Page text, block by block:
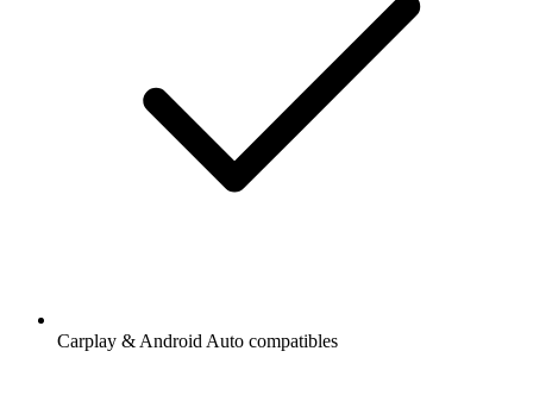
Carplay & Android Auto compatibles